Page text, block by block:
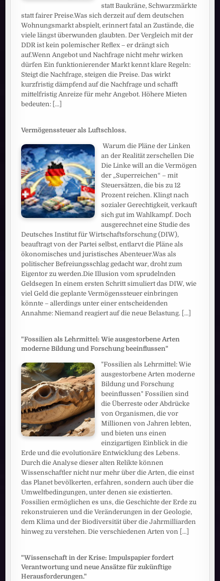
statt Baukräne, Schwarzmärkte
statt fairer Preise.Was sich derzeit auf dem deutschen
Wohnungsmarkt abspielt, erinnert fatal an Zustände, die
viele längst überwunden glaubten. Der Vergleich mit der
DDR ist kein polemischer Reflex – er drängt sich
auf.Wenn Angebot und Nachfrage nicht mehr wirken
dürfen Ein funktionierender Markt kennt klare Regeln:
Steigt die Nachfrage, steigen die Preise. Das wirkt
kurzfristig dämpfend auf die Nachfrage und schafft
mittelfristig Anreize für mehr Angebot. Höhere Mieten
bedeuten: [...]
Vermögenssteuer als Luftschloss.
Warum die Pläne der Linken
an der Realität zerschellen Die
Die Linke will an die Vermögen
der „Superreichen“ – mit
Steuersätzen, die bis zu 12
Prozent reichen. Klingt nach
sozialer Gerechtigkeit, verkauft
sich gut im Wahlkampf. Doch
ausgerechnet eine Studie des
Deutsches Institut für Wirtschaftsforschung (DIW),
beauftragt von der Partei selbst, entlarvt die Pläne als
ökonomisches und juristisches Abenteuer.Was als
politischer Befreiungsschlag gedacht war, droht zum
Eigentor zu werden.Die Illusion vom sprudelnden
Geldsegen In einem ersten Schritt simuliert das DIW, wie
viel Geld die geplante Vermögenssteuer einbringen
könnte – allerdings unter einer entscheidenden
Annahme: Niemand reagiert auf die neue Belastung.
[...]
"Fossilien als Lehrmittel: Wie ausgestorbene Arten
moderne Bildung und Forschung beeinflussen"
"Fossilien als Lehrmittel: Wie
ausgestorbene Arten moderne
Bildung und Forschung
beeinflussen" Fossilien sind
die Überreste oder Abdrücke
von Organismen, die vor
Millionen von Jahren lebten,
und bieten uns einen
einzigartigen Einblick in die
Erde und die evolutionäre Entwicklung des Lebens.
Durch die Analyse dieser alten Relikte können
Wissenschaftler nicht nur mehr über die Arten, die einst
das Planet bevölkerten, erfahren, sondern auch über die
Umweltbedingungen, unter denen sie existierten.
Fossilien ermöglichen es uns, die Geschichte der Erde zu
rekonstruieren und die Veränderungen in der Geologie,
dem Klima und der Biodiversität über die Jahrmilliarden
hinweg zu verstehen. Die verschiedenen Arten von
[...]
"Wissenschaft in der Krise: Impulspapier fordert
Verantwortung und neue Ansätze für zukünftige
Herausforderungen."